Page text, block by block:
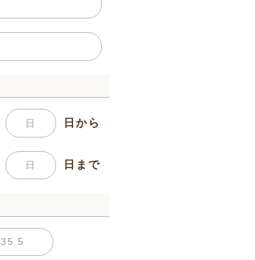
日から
日まで